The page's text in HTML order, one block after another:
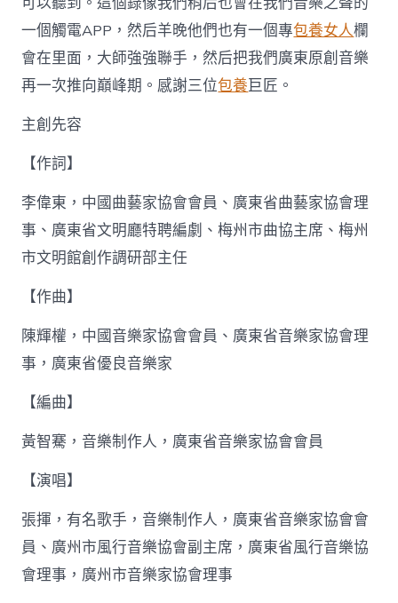
一個觸電APP，然后羊晚他們也有一個專包養女人欄
會在里面，大師強強聯手，然后把我們廣東原創音樂
再一次推向巔峰期。感謝三位包養巨匠。
主創先容
【作詞】
李偉東，中國曲藝家協會會員、廣東省曲藝家協會理
事、廣東省文明廳特聘編劇、梅州市曲協主席、梅州
市文明館創作調研部主任
【作曲】
陳輝權，中國音樂家協會會員、廣東省音樂家協會理
事，廣東省優良音樂家
【編曲】
黃智騫，音樂制作人，廣東省音樂家協會會員
【演唱】
張揮，有名歌手，音樂制作人，廣東省音樂家協會會
員、廣州市風行音樂協會副主席，廣東省風行音樂協
會理事，廣州市音樂家協會理事